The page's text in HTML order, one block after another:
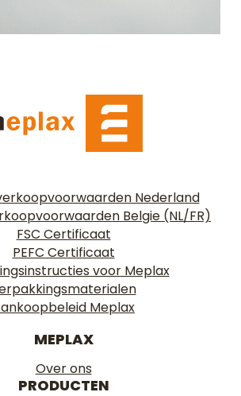
Nederland
Belgie (NL/FR)
FSC Certificaat
PEFC Certificaat
voor Meplax
Meplax
MEPLAX
Over ons
PRODUCTEN